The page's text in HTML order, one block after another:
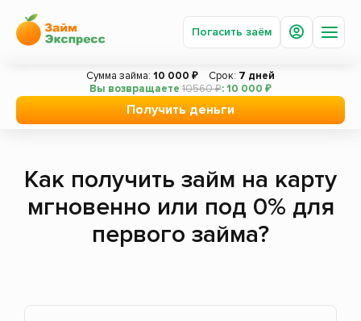
Погасить заём
Получить деньги
Под залог авто
Акции
Вопросы и ответы
Сумма займа: 10 000 ₽ Срок: 7 дней
Вы возвращаете 10560 ₽: 10 000 ₽
Получить деньги
Главная
Вопросы
Как получить займ на карту
мгновенно или под 0% для первого
займа?
Как получить займ на карту
мгновенно или под 0% для
первого займа?